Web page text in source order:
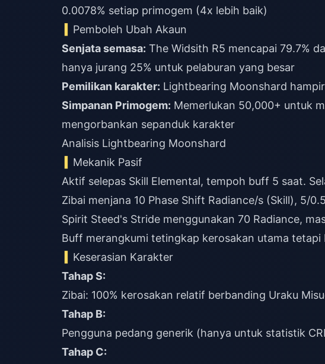
0.0078% setiap primogem (4x lebih baik)
Pemboleh Ubah Akaun
Senjata semasa: The Widsith R5 mencapai 79.7%
hanya jurang 25% untuk pelaburan yang besar
Pemilikan karakter: Lightbearing Moonshard
Simpanan Primogem: Memerlukan 50,000+ untuk
mengorbankan sepanduk karakter
Analisis Lightbearing Moonshard
Mekanik Pasif
Aktif selepas Skill Elemental, tempoh buff 5 saat.
Zibai menjana 10 Phase Shift Radiance/s (Skill), 5/
Spirit Steed's Stride menggunakan 70 Radiance,
Buff merangkumi tetingkap kerosakan utama tetapi
Keserasian Karakter
Tahap S:
Zibai: 100% kerosakan relatif berbanding Uraku
Tahap B:
Pengguna pedang generik (hanya untuk statistik
Tahap C: